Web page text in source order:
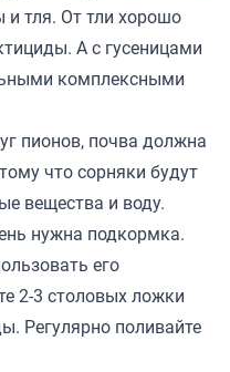
и тля. От тли хорошо
А с гусеницами
комплексными
пионов, почва должна
что сорняки будут
вещества и воду.
нужна подкормка.
его
2-3 столовых ложки
Регулярно поливайте